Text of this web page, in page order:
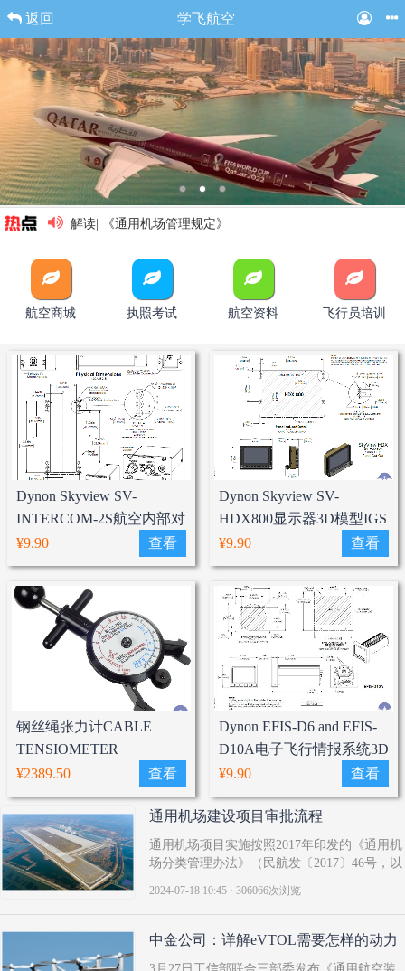
返回 学飞航空
解读| 《通用机场管理规定》
一图读懂|《CCAR-138 通用机场管理规定》
2024年全国民用运输机场吞吐量排名--货邮吞吐量排名
2024年全国民用运输机场吞吐量排名--旅客吞吐量排名
解读丨《运输类旋翼航空器适航规定》
航空商城 执照考试 航空资料 飞行员培训
Dynon Skyview SV-
INTERCOM-2S航空内部对
讲机3D模型IGS格式
¥9.90 查看
Dynon Skyview SV-
HDX800显示器3D模型IGS
格式
¥9.90 查看
钢丝绳张力计CABLE
TENSIOMETER
3375D(1/16" - 1/8")
¥2389.50 查看
Dynon EFIS-D6 and EFIS-
D10A电子飞行情报系统3D
模型IGS格式
¥9.90 查看
通用机场建设项目审批流程
通用机场项目实施按照2017年印发的《通用机
场分类管理办法》（民航发〔2017〕46号，以
<通用机场分类管理办法>有关事项的通知》
（民航发〔2018〕18号）、2019年印发的《B
类通用机场备案办法（试行）》（民航规
2024-07-18 10:45 · 306066次浏览
中金公司：详解eVTOL需要怎样的动力
系统